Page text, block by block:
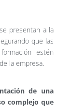
presentan a la
que las
estén
la empresa.
de una
complejo que